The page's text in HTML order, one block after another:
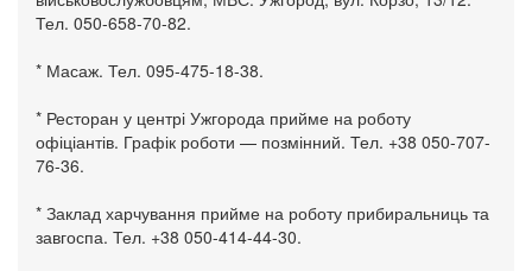
Тел. 050-658-70-82.
* Масаж. Тел. 095-475-18-38.
* Ресторан у центрі Ужгорода прийме на роботу
офіціантів. Графік роботи — позмінний. Тел. +38 050-707-
76-36.
* Заклад харчування прийме на роботу прибиральниць та
завгоспа. Тел. +38 050-414-44-30.